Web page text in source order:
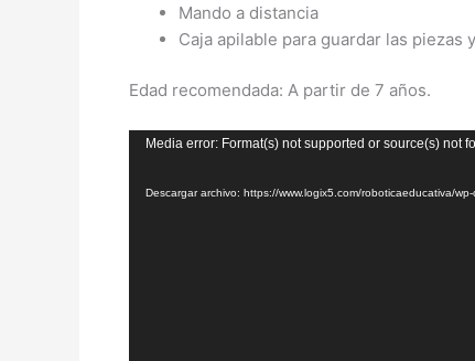
Mando a distancia
Caja apilable para guardar las piezas
Edad recomendada: A partir de 7 años.
Reproductor
vídeo
Media error: Format(s) not supported or source(s) not
Descargar archivo: https://www.logix5.com/roboticaeducativa/